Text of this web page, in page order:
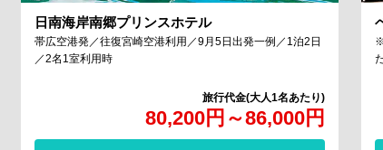
日南海岸南郷プリンスホテル
80,200円 ～86,000円
帯広空港発／往復宮崎空港利用／9月5日出発一例／1泊2日
／2名1室利用時